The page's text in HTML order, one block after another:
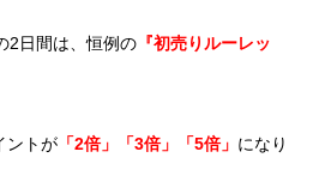
2日間は、恒例の 『初売りルーレッ
ントが 「2倍」「3倍」「5倍」 になり